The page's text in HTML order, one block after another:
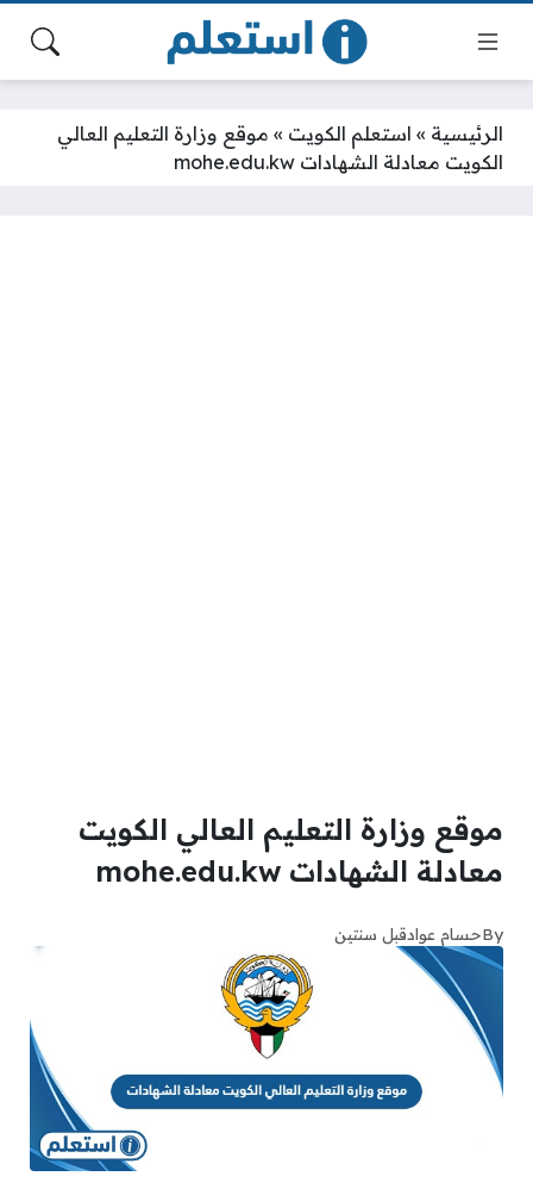
الرئيسية » استعلم الكويت » موقع وزارة التعليم العالي
الكويت معادلة الشهادات mohe.edu.kw
موقع وزارة التعليم العالي الكويت
معادلة الشهادات mohe.edu.kw
Byحسام عوادقبل سنتين